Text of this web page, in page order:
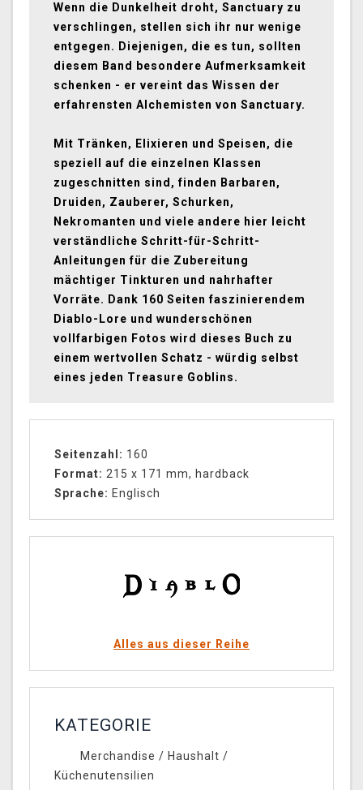
Wenn die Dunkelheit droht, Sanctuary zu
verschlingen, stellen sich ihr nur wenige
entgegen. Diejenigen, die es tun, sollten
diesem Band besondere Aufmerksamkeit
schenken - er vereint das Wissen der
erfahrensten Alchemisten von Sanctuary.
Mit Tränken, Elixieren und Speisen, die
speziell auf die einzelnen Klassen
zugeschnitten sind, finden Barbaren,
Druiden, Zauberer, Schurken,
Nekromanten und viele andere hier leicht
verständliche Schritt-für-Schritt-
Anleitungen für die Zubereitung
mächtiger Tinkturen und nahrhafter
Vorräte. Dank 160 Seiten faszinierendem
Diablo-Lore und wunderschönen
vollfarbigen Fotos wird dieses Buch zu
einem wertvollen Schatz - würdig selbst
eines jeden Treasure Goblins.
Seitenzahl: 160
Format: 215 x 171 mm, hardback
Sprache: Englisch
Alles aus dieser Reihe
KATEGORIE
Merchandise / Haushalt /
Küchenutensilien